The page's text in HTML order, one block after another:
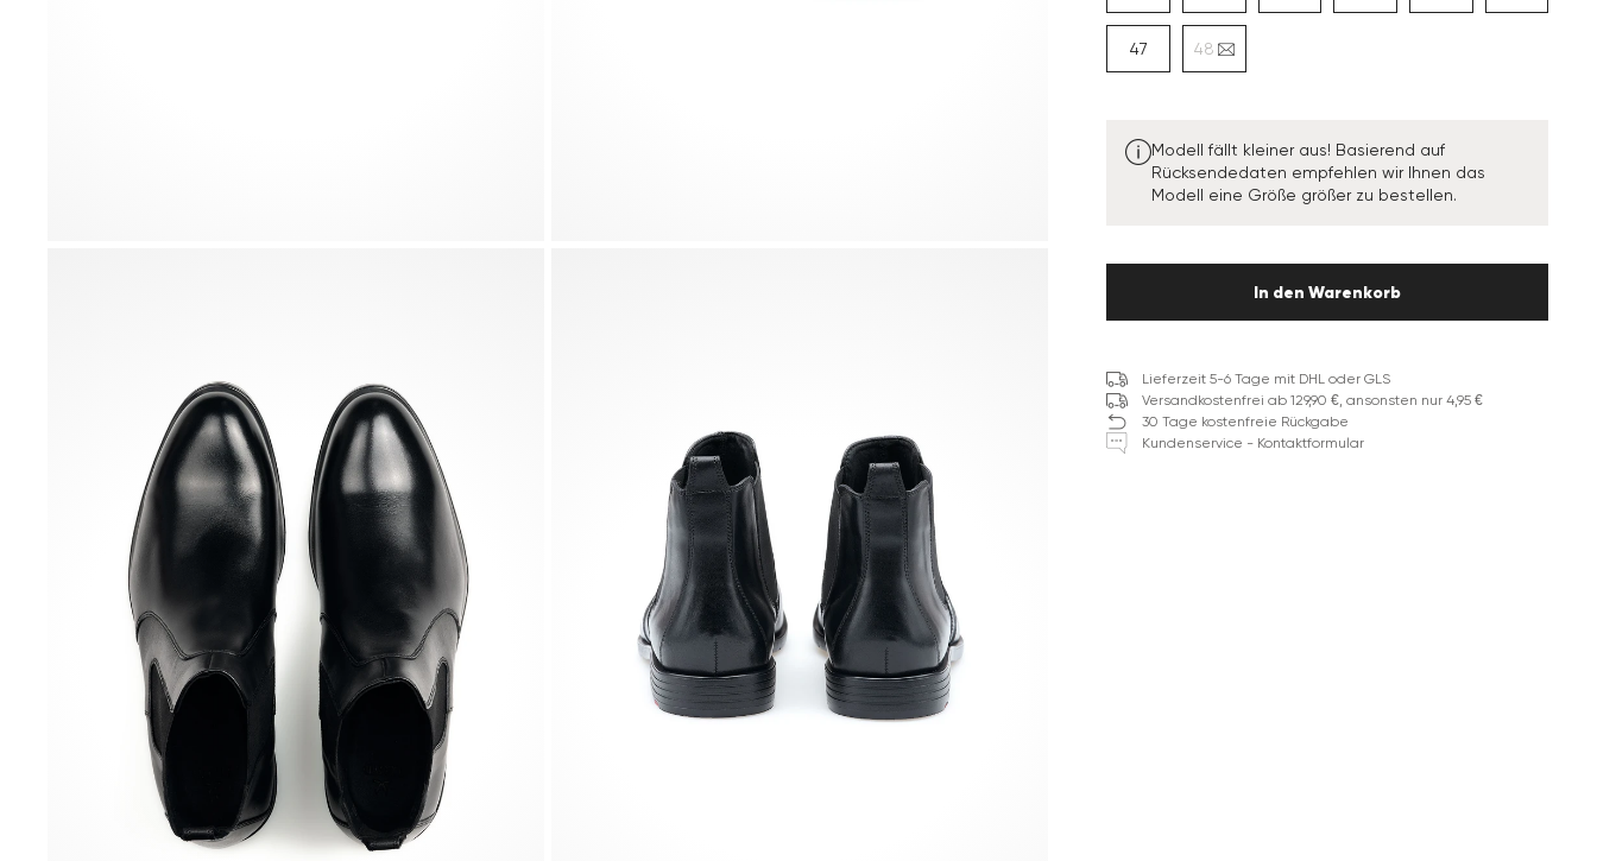
47 48
Modell fällt kleiner aus! Basierend auf
Rücksendedaten empfehlen wir Ihnen das
Modell eine Größe größer zu bestellen.
In den Warenkorb
Lieferzeit 5-6 Tage mit DHL oder GLS
Versandkostenfrei ab 129,90 €, ansonsten nur 4,95 €
30 Tage kostenfreie Rückgabe
Kundenservice - Kontaktformular